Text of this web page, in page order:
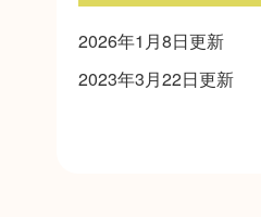
2026年1月8日更新
2023年3月22日更新